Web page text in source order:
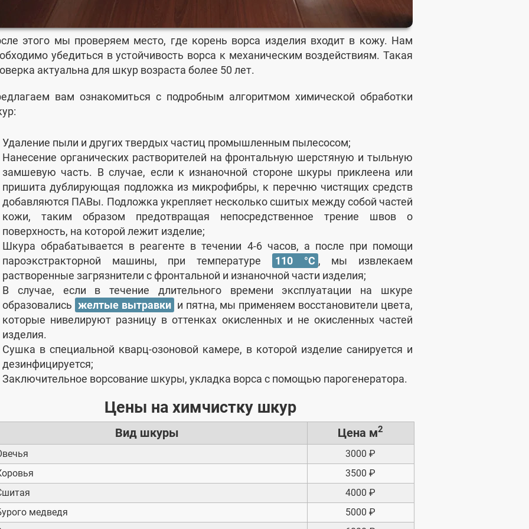
этого мы проверяем место, где корень ворса изделия входит в кожу. Нам
убедиться в устойчивость ворса к механическим воздействиям. Такая
актуальна для шкур возраста более 50 лет.
вам ознакомиться с подробным алгоритмом химической обработки
Удаление пыли и других твердых частиц промышленным пылесосом;
Нанесение органических растворителей на фронтальную шерстяную и тыльную
замшевую часть. В случае, если к изнаночной стороне шкуры приклеена или
пришита дублирующая подложка из микрофибры, к перечню чистящих средств
добавляются ПАВы. Подложка укрепляет несколько сшитых между собой частей
кожи, таким образом предотвращая непосредственное трение швов о
поверхность, на которой лежит изделие;
Шкура обрабатывается в реагенте в течении 4-6 часов, а после при помощи
пароэкстракторной машины, при температуре
110 °C , мы извлекаем
растворенные загрязнители с фронтальной и изнаночной части изделия;
В случае, если в течение длительного времени эксплуатации на шкуре
образовались желтые вытравки и пятна, мы применяем восстановители цвета,
которые нивелируют разницу в оттенках окисленных и не окисленных частей
изделия.
Сушка в специальной кварц-озоновой камере, в которой изделие санируется и
дезинфицируется;
Заключительное ворсование шкуры, укладка ворса с помощью парогенератора.
Цены на химчистку шкур
Вид шкуры Цена м2
3000 ₽
3500 ₽
4000 ₽
медведя
5000 ₽